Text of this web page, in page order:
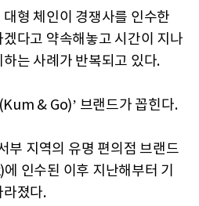
형 체인이 경쟁사를 인수한
다고 약속해놓고 시간이 지나
는 사례가 반복되고 있다.
& Go)’ 브랜드가 꼽힌다.
부 지역의 유명 편의점 브랜드
인수된 이후 지난해부터 기
라졌다.